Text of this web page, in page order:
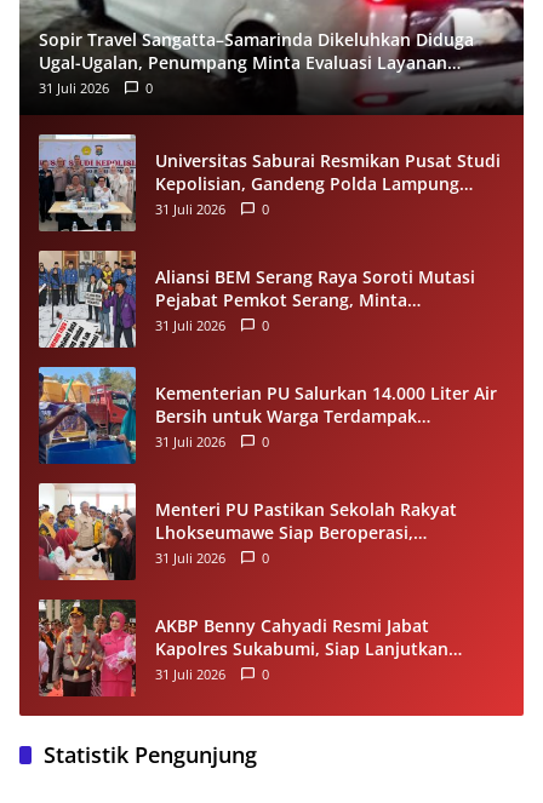
Sopir Travel Sangatta–Samarinda Dikeluhkan Diduga
Ugal-Ugalan, Penumpang Minta Evaluasi Layanan
Almeera
31 Juli 2026 0
Universitas Saburai Resmikan Pusat Studi
Kepolisian, Gandeng Polda Lampung
Perkuat Riset dan Pelayanan Publik
31 Juli 2026 0
Aliansi BEM Serang Raya Soroti Mutasi
Pejabat Pemkot Serang, Minta
Penempatan Jabatan Berbasis
31 Juli 2026 0
Kementerian PU Salurkan 14.000 Liter Air
Bersih untuk Warga Terdampak
Kekeringan di Seram Bagian Timur
31 Juli 2026 0
Menteri PU Pastikan Sekolah Rakyat
Lhokseumawe Siap Beroperasi,
Dilengkapi Asrama hingga Laptop Gratis
31 Juli 2026 0
AKBP Benny Cahyadi Resmi Jabat
Kapolres Sukabumi, Siap Lanjutkan
Program dan Perkuat Pelayanan
31 Juli 2026 0
Statistik Pengunjung